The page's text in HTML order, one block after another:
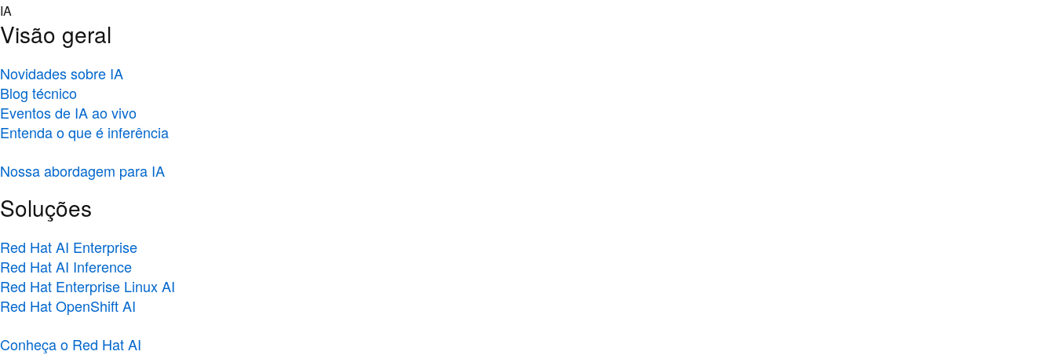
Skip
content
IA
Visão geral
Novidades sobre IA
Blog técnico
Eventos de IA ao vivo
Entenda o que é inferência
Nossa abordagem para IA
Soluções
Red Hat AI Enterprise
Red Hat AI Inference
Red Hat Enterprise Linux AI
Red Hat OpenShift AI
Conheça o Red Hat AI